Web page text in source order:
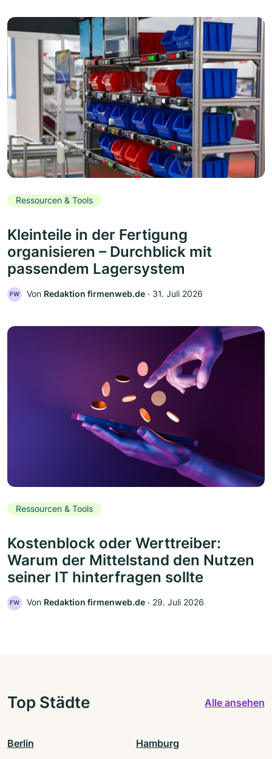
Ressourcen & Tools
Kleinteile in der Fertigung
organisieren – Durchblick mit
passendem Lagersystem
FW Von Redaktion firmenweb.de ‧ 31. Juli 2026
Ressourcen & Tools
Kostenblock oder Werttreiber:
Warum der Mittelstand den Nutzen
seiner IT hinterfragen sollte
FW Von Redaktion firmenweb.de ‧ 29. Juli 2026
Top Städte Alle ansehen
Berlin Hamburg